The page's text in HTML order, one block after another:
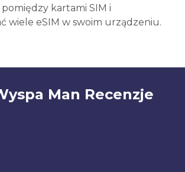
pomiędzy kartami SIM i
wiele eSIM w swoim urządzeniu.
Man Recenzje